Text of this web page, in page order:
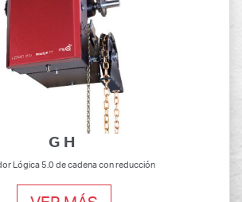
GH
Lógica 5.0 de cadena con reducción